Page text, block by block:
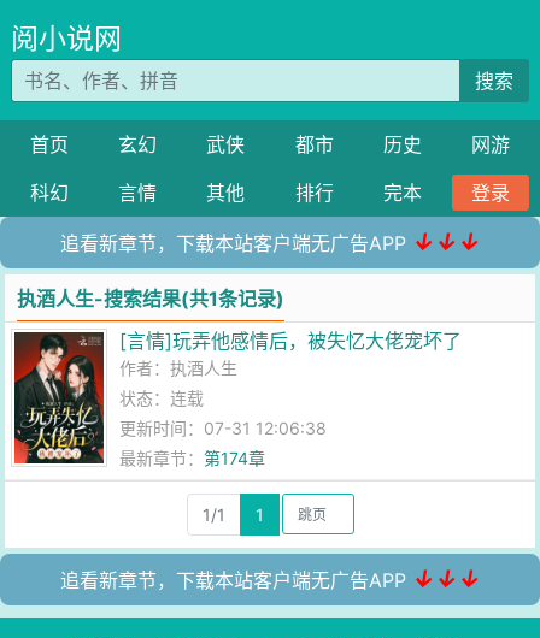
阅小说网
搜索
首页 玄幻 武侠 都市 历史
网游
科幻
言情 其他 排行 完本 登录
追看新章节，下载本站客户端无广告APP ↓↓↓
执酒人生-搜索结果(共1条记录)
[言情]玩弄他感情后，被失忆大佬宠坏了
作者：执酒人生
状态：连载
更新时间：07-31 12:06:38
最新章节：第174章
1/1 1
追看新章节，下载本站客户端无广告APP ↓↓↓